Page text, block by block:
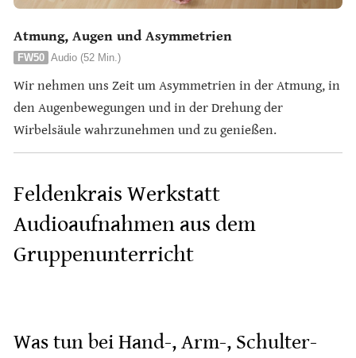
Atmung, Augen und Asymmetrien
FW50 Audio (52 Min.)
Wir nehmen uns Zeit um Asymmetrien in der Atmung, in
den Augenbewegungen und in der Drehung der
Wirbelsäule wahrzunehmen und zu genießen.
Feldenkrais Werkstatt
Audioaufnahmen aus dem
Gruppenunterricht
Was tun bei Hand-, Arm-, Schulter-